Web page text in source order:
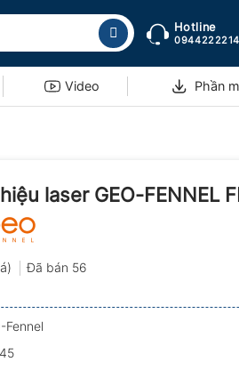
Hotline
0944222214
Video Phần
laser GEO-FENNEL
Đã bán 56
Fennel